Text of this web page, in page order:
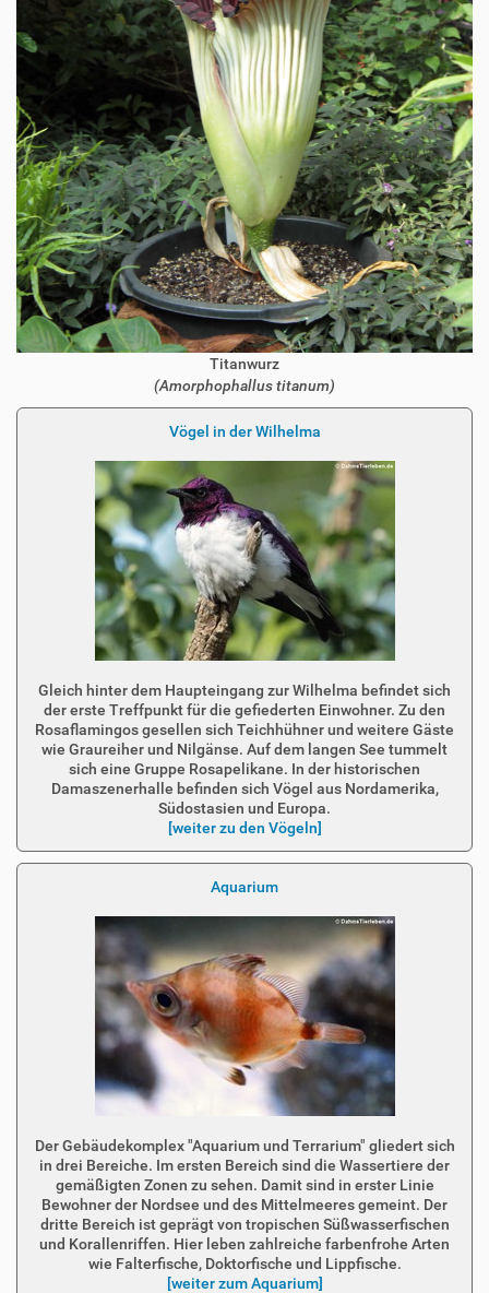
Titanwurz
(Amorphophallus titanum)
Vögel in der Wilhelma
Gleich hinter dem Haupteingang zur Wilhelma befindet sich
der erste Treffpunkt für die gefiederten Einwohner. Zu den
Rosaflamingos gesellen sich Teichhühner und weitere Gäste
wie Graureiher und Nilgänse. Auf dem langen See tummelt
sich eine Gruppe Rosapelikane. In der historischen
Damaszenerhalle befinden sich Vögel aus Nordamerika,
Südostasien und Europa.
[weiter zu den Vögeln]
Aquarium
Der Gebäudekomplex "Aquarium und Terrarium" gliedert sich
in drei Bereiche. Im ersten Bereich sind die Wassertiere der
gemäßigten Zonen zu sehen. Damit sind in erster Linie
Bewohner der Nordsee und des Mittelmeeres gemeint. Der
dritte Bereich ist geprägt von tropischen Süßwasserfischen
und Korallenriffen. Hier leben zahlreiche farbenfrohe Arten
wie Falterfische, Doktorfische und Lippfische.
[weiter zum Aquarium]